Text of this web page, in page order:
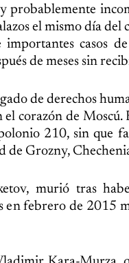
probablemente
el mismo día
importantes casos
de meses sin
de derechos
el corazón de
210, sin que
de Grozny,
murió tras
en febrero de 2015